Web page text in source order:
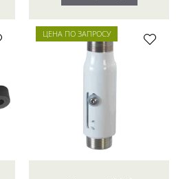
ЦЕНА ПО ЗАПРОСУ